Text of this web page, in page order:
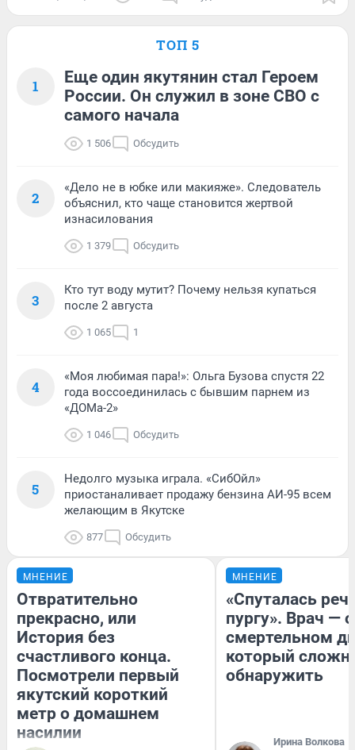
ТОП 5
1
Еще один якутянин стал Героем
России. Он служил в зоне СВО с
самого начала
1 506 Обсудить
2
«Дело не в юбке или макияже». Следователь
объяснил, кто чаще становится жертвой
изнасилования
1 379 Обсудить
3
Кто тут воду мутит? Почему нельзя купаться
после 2 августа
1 065 1
4
«Моя любимая пара!»: Ольга Бузова спустя 22
года воссоединилась с бывшим парнем из
«ДОМа-2»
1 046 Обсудить
5
Недолго музыка играла. «СибОйл»
приостаналивает продажу бензина АИ-95 всем
желающим в Якутске
877 Обсудить
МНЕНИЕ
Отвратительно
прекрасно, или
История без
счастливого конца.
Посмотрели первый
якутский короткий
метр о домашнем
насилии
МНЕНИЕ
«Спуталась
пургу». Врач — о
смертельном
который
обнаружить
Ирина Волкова